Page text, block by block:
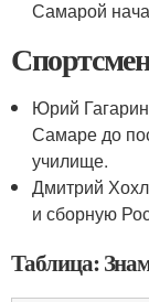
Самарой
Юрий
Самаре до
училище.
Дмитрий
и сборную
Таблица: